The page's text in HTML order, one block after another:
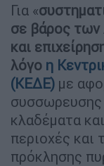
Για «
σε βάρος
και
λόγο η
(ΚΕΔΕ) με
κλαδέματα
περιοχές και
πρόκλησης